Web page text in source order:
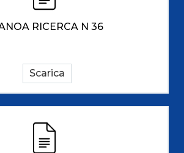
RICERCA N 36
Scarica